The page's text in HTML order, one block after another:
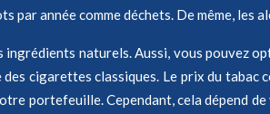
par année comme déchets. De même,
naturels. Aussi, vous pouvez
cigarettes classiques. Le prix du
portefeuille. Cependant, cela dépend